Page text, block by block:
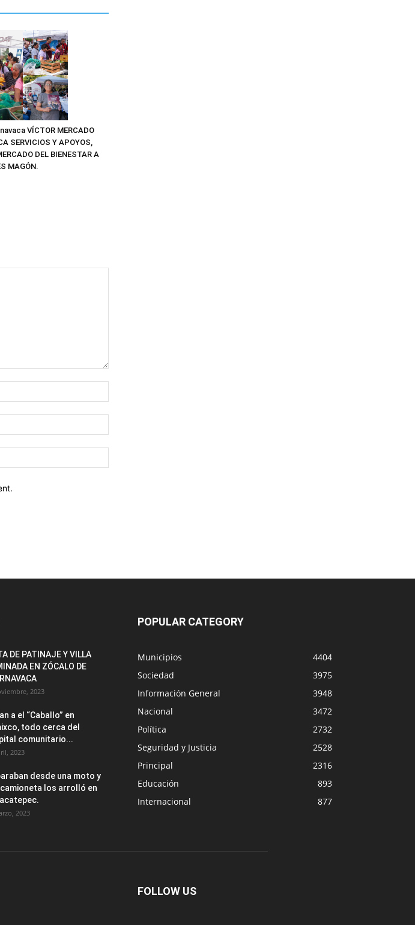
VÍCTOR MERCADO
SERVICIOS Y APOYOS,
DEL BIENESTAR A
MAGÓN.
DE PATINAJE Y VILLA
EN ZÓCALO DE
2023
a el “Caballo” en
todo cerca del
comunitario...
2023
desde una moto y
camioneta los arrolló en
2023
POPULAR CATEGORY
Municipios
4404
Sociedad
3975
Información General
3948
Nacional
3472
Política
2732
Seguridad y Justicia
2528
Principal
2316
Educación
893
Internacional
877
FOLLOW US